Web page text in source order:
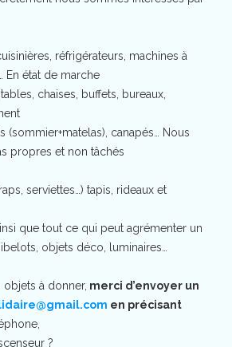
réfrigérateurs, machines à
En état de marche
chaises, buffets, bureaux,
(sommier+matelas), canapés… Nous
propres et non tâchés
serviettes…) tapis, rideaux et
que tout ce qui peut agrémenter un
objets déco, luminaires…
à donner, merci d’envoyer un
en précisant
?